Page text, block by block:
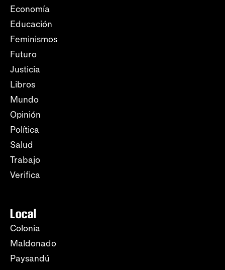
Economía
Educación
Feminismos
Futuro
Justicia
Libros
Mundo
Opinión
Política
Salud
Trabajo
Verifica
Local
Colonia
Maldonado
Paysandú